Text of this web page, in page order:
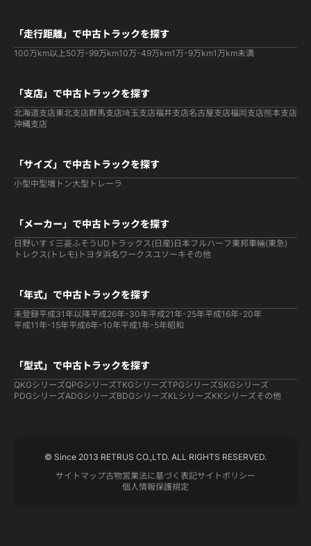
「走行距離」で中古トラックを探す
100万km以上50万-99万km10万-49万km1万-9万km1万km未満
「支店」で中古トラックを探す
北海道支店東北支店群馬支店埼玉支店福井支店名古屋支店福岡支店熊本支店
沖縄支店
「サイズ」で中古トラックを探す
小型中型増トン大型 トレーラ
「メーカー」で中古トラックを探す
日野いすゞ 三菱ふそう UDトラックス(日産) 日本フルハーフ 東邦車輛(東急)
トレクス(トレモ) トヨタ浜名ワークスユソーキその他
「年式」で中古トラックを探す
未登録平成31年以降平成26年-30年平成21年-25年平成16年-20年
平成11年-15年平成6年-10年平成1年-5年昭和
「型式」で中古トラックを探す
QKGシリーズQPGシリーズTKGシリーズTPGシリーズSKGシリーズ
PDGシリーズADGシリーズBDGシリーズKLシリーズKKシリーズその他
© Since 2013 RETRUS CO.,LTD. ALL RIGHTS RESERVED.
サイトマップ古物営業法に基づく表記サイトポリシー
個人情報保護規定